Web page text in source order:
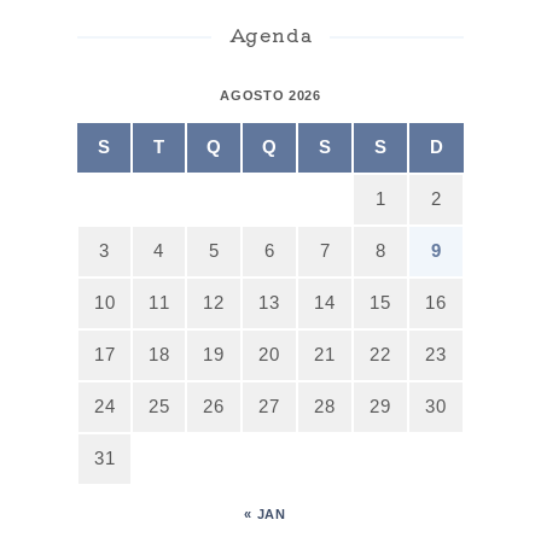
Agenda
AGOSTO 2026
S T Q Q S S D
1 2
3 4 5 6 7 8 9
10 11 12 13 14 15 16
17 18 19 20 21 22 23
24 25 26 27 28 29 30
31
« JAN